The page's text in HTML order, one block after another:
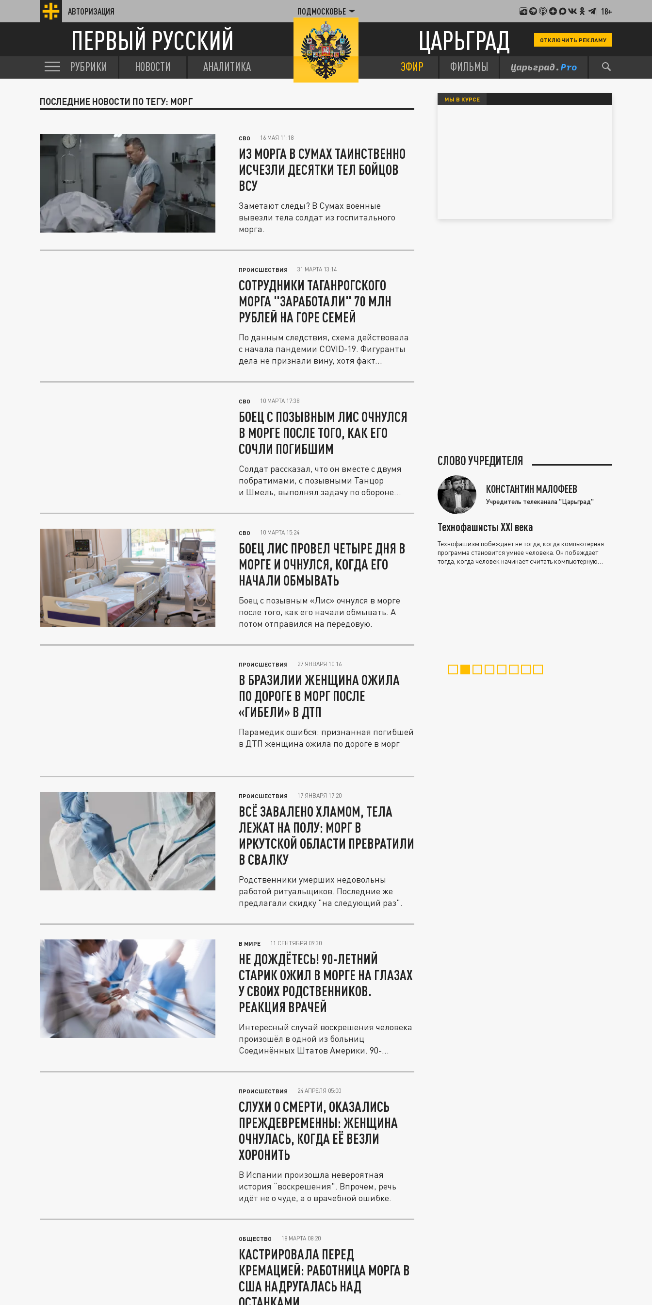
АВТОРИЗАЦИЯ ПОДМОСКОВЬЕ 18+
ПЕРВЫЙ РУССКИЙ ЦАРЬГРАД ОТКЛЮЧИТЬ РЕКЛАМУ
РУБРИКИ НОВОСТИ АНАЛИТИКА ЭФИР ФИЛЬМЫ
ПОСЛЕДНИЕ НОВОСТИ ПО ТЕГУ: МОРГ
СВО 16 МАЯ 11:18
ИЗ МОРГА В СУМАХ ТАИНСТВЕННО
ИСЧЕЗЛИ ДЕСЯТКИ ТЕЛ БОЙЦОВ
ВСУ
Заметают следы? В Сумах военные
вывезли тела солдат из госпитального
морга.
ПРОИСШЕСТВИЯ 31 МАРТА 13:14
СОТРУДНИКИ ТАГАНРОГСКОГО
МОРГА "ЗАРАБОТАЛИ" 70 МЛН
РУБЛЕЙ НА ГОРЕ СЕМЕЙ
По данным следствия, схема действовала
с начала пандемии COVID-19. Фигуранты
дела не признали вину, хотя факт...
СВО 10 МАРТА 17:38
БОЕЦ С ПОЗЫВНЫМ ЛИС ОЧНУЛСЯ
В МОРГЕ ПОСЛЕ ТОГО, КАК ЕГО
СОЧЛИ ПОГИБШИМ
Солдат рассказал, что он вместе с двумя
побратимами, с позывными Танцор
и Шмель, выполнял задачу по обороне...
СВО 10 МАРТА 15:24
БОЕЦ ЛИС ПРОВЕЛ ЧЕТЫРЕ ДНЯ В
МОРГЕ И ОЧНУЛСЯ, КОГДА ЕГО
НАЧАЛИ ОБМЫВАТЬ
Боец с позывным «Лис» очнулся в морге
после того, как его начали обмывать. А
потом отправился на передовую.
ПРОИСШЕСТВИЯ 27 ЯНВАРЯ 10:16
В БРАЗИЛИИ ЖЕНЩИНА ОЖИЛА
ПО ДОРОГЕ В МОРГ ПОСЛЕ
«ГИБЕЛИ» В ДТП
Парамедик ошибся: признанная погибшей
в ДТП женщина ожила по дороге в морг
ПРОИСШЕСТВИЯ 17 ЯНВАРЯ 17:20
ВСЁ ЗАВАЛЕНО ХЛАМОМ, ТЕЛА
ЛЕЖАТ НА ПОЛУ: МОРГ В
ИРКУТСКОЙ ОБЛАСТИ ПРЕВРАТИЛИ
В СВАЛКУ
Родственники умерших недовольны
работой ритуальщиков. Последние же
предлагали скидку "на следующий раз".
В МИРЕ 11 СЕНТЯБРЯ 09:30
НЕ ДОЖДЁТЕСЬ! 90-ЛЕТНИЙ
СТАРИК ОЖИЛ В МОРГЕ НА ГЛАЗАХ
У СВОИХ РОДСТВЕННИКОВ.
РЕАКЦИЯ ВРАЧЕЙ
Интересный случай воскрешения человека
произошёл в одной из больниц
Соединённых Штатов Америки. 90-
ПРОИСШЕСТВИЯ 24 АПРЕЛЯ 05:00
СЛУХИ О СМЕРТИ, ОКАЗАЛИСЬ
ПРЕЖДЕВРЕМЕННЫ: ЖЕНЩИНА
ОЧНУЛАСЬ, КОГДА ЕЁ ВЕЗЛИ
ХОРОНИТЬ
В Испании произошла невероятная
история “воскрешения". Впрочем, речь
идёт не о чуде, а о врачебной ошибке.
ОБЩЕСТВО 18 МАРТА 08:20
КАСТРИРОВАЛА ПЕРЕД
КРЕМАЦИЕЙ: РАБОТНИЦА МОРГА В
США НАДРУГАЛАСЬ НАД
МЫ В КУРСЕ
СЛОВО УЧРЕДИТЕЛЯ
КОНСТАНТИН МАЛОФЕЕВ
Учредитель телеканала "Царьград"
Технофашисты XXI века
Технофашизм побеждает не тогда, когда компьютерная
программа становится умнее человека. Он побеждает
тогда, когда человек начинает считать компьютерную